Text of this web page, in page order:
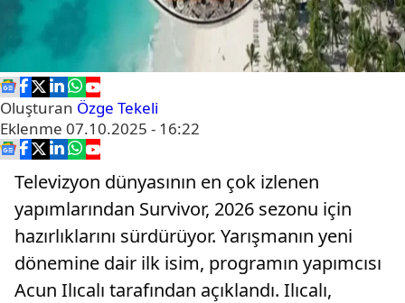
Oluşturan Özge Tekeli
Eklenme 07.10.2025 - 16:22
Televizyon dünyasının en çok izlenen
yapımlarından Survivor, 2026 sezonu için
hazırlıklarını sürdürüyor. Yarışmanın yeni
dönemine dair ilk isim, programın yapımcısı
Acun Ilıcalı tarafından açıklandı. Ilıcalı,